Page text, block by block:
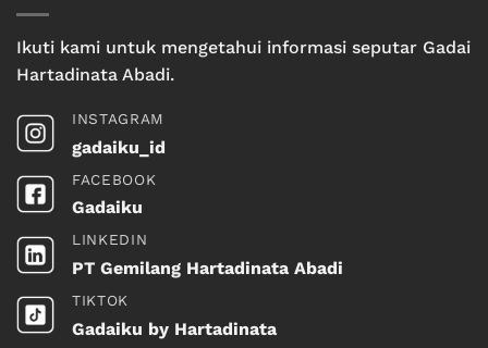
Ikuti kami untuk mengetahui informasi seputar Gadai
Hartadinata Abadi.
INSTAGRAM
gadaiku_id
FACEBOOK
Gadaiku
LINKEDIN
PT Gemilang Hartadinata Abadi
TIKTOK
Gadaiku by Hartadinata